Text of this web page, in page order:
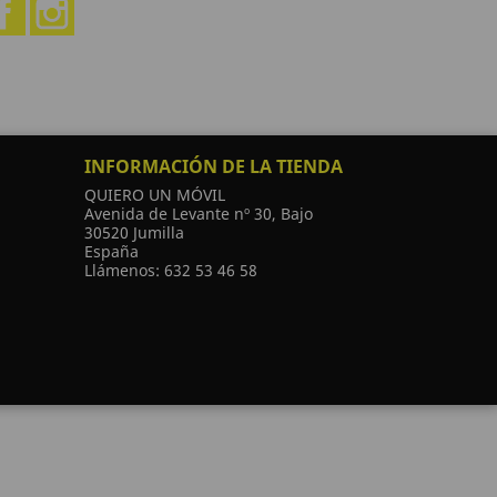
INFORMACIÓN DE LA TIENDA
QUIERO UN MÓVIL
Avenida de Levante nº 30, Bajo
30520 Jumilla
España
Llámenos: 632 53 46 58